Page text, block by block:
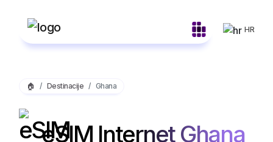
HR
🏠 Destinacije Ghana
eSIM Internet Ghana